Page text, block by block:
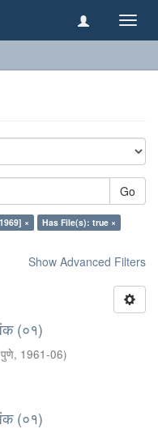
Go
×
Has File(s): true ×
Show Advanced Filters
(०१)
, 1961-06)
(०१)